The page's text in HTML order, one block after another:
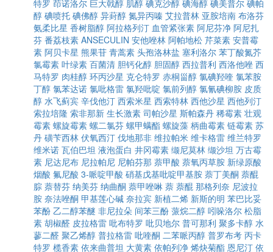
特罗 茚诺洛尔 巨大戟醇 肌醇 碘克沙醇 碘海醇 碘美普尔 碘帕
醇 碘喷托 碘佛醇 异葑醇 氮异丙嗪 艾拉普林 亚胺培南 布洛芬
氨柔比星 香树脂醇 阿拉格列汀 血管紧张素 阿尼芬净 阿尼扎
芬 番荔枝素 ANSECULIN 安他唑林 阿帕地松 芹菜素 安普霉
素 阿贝卡星 熊果苷 青蒿素 头孢洛林盐 塞利洛尔 苯丁酸氮芥
氯霉素 叶绿素 百菌清 胆钙化醇 胆固醇 西拉普利 西洛他唑 西
马特罗 肉桂醇 环丙沙星 克仑特罗 赤桐甾醇 氯碘羟喹 氯苯胺
丁醇 氯苯达诺 氯吡格雷 氯羟吡啶 氯前列醇 氯氰碘柳胺 皮质
醇 水飞蓟宾 辛伐他汀 西索米星 西索特林 西他沙星 西他列汀
索拉培隆 索非那新 生长激素 司帕沙星 斯帕森丹 稀霉素 壮观
霉素 螺旋霉素 螺二氯芬 螺甲螨酯 螺旋藻 柄曲霉素 链霉素 苏
丹 磺苄西林 伏氧西汀 伐地那非 维拉帕米 维卡格雷 维兰特罗
维米诺 瓦伯巴坦 液泡蛋白 井冈霉素 缬尼莫林 缬沙坦 万古霉
素 尼达尼布 尼拉帕尼 尼帕芬那 萘甲酸 萘氧丙草胺 新绿原酸
烟酸 氟尼酸 3-哌啶甲酸 硝基戊基吡啶甲基胺 萘丁美酮 萘醌
腙 萘替芬 纳美芬 纳曲酮 萘甲唑啉 萘 萘醌 那格列奈 尼波拉
胺 奈法唑酮 甲基莲心碱 奈拉宾 新植二烯 新斯的明 苯巴比妥
苯酚 乙二醇苯醚 非尼拉朵 间苯三酚 蒎烷二醇 吲哚洛尔 松脂
素 胡椒醛 皮拉格雷 吡布特罗 吡贝地尔 普可那利 聚多卡醇 水
蓼二醛 聚乙烯醇 普拉格雷 吡喹酮 二苯哌丙醇 普罗布考 丙卡
特罗 榄香素 依来曲普坦 大黄素 依帕列净 烯炔菊酯 恩尼汀 依